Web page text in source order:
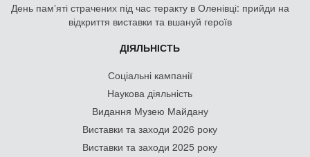
День памʼяті страчених під час теракту в Оленівці: прийди на
відкриття виставки та вшануй героїв
ДІЯЛЬНІСТЬ
Соціальні кампанії
Наукова діяльність
Видання Музею Майдану
Виставки та заходи 2026 року
Виставки та заходи 2025 року